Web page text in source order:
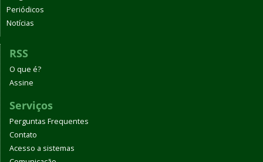
Periódicos
Notícias
RSS
O que é?
Assine
Serviços
Perguntas Frequentes
Contato
Acesso a sistemas